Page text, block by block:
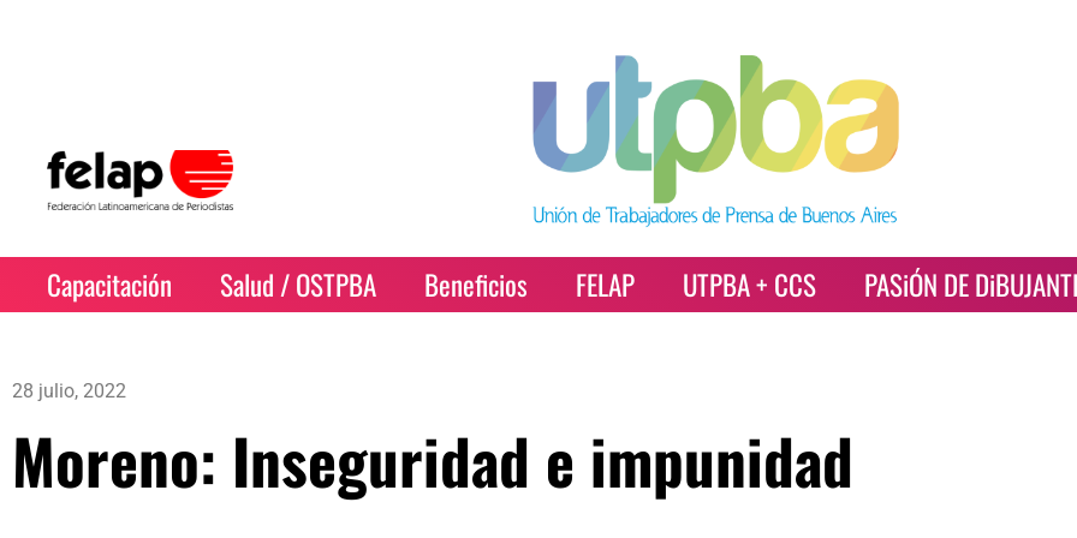
Capacitación Salud / OSTPBA Beneficios FELAP UTPBA + CCS PASiÓN DE
28 julio, 2022
Moreno: Inseguridad e impunidad